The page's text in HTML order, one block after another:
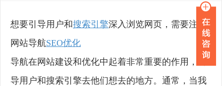
想要引导用户和搜索引擎深入浏览网页，需要注重
网站导航SEO优化
导航在网站建设和优化中起着非常重要的作用，引
导用户和搜索引擎去他们想去的地方。通常，当我